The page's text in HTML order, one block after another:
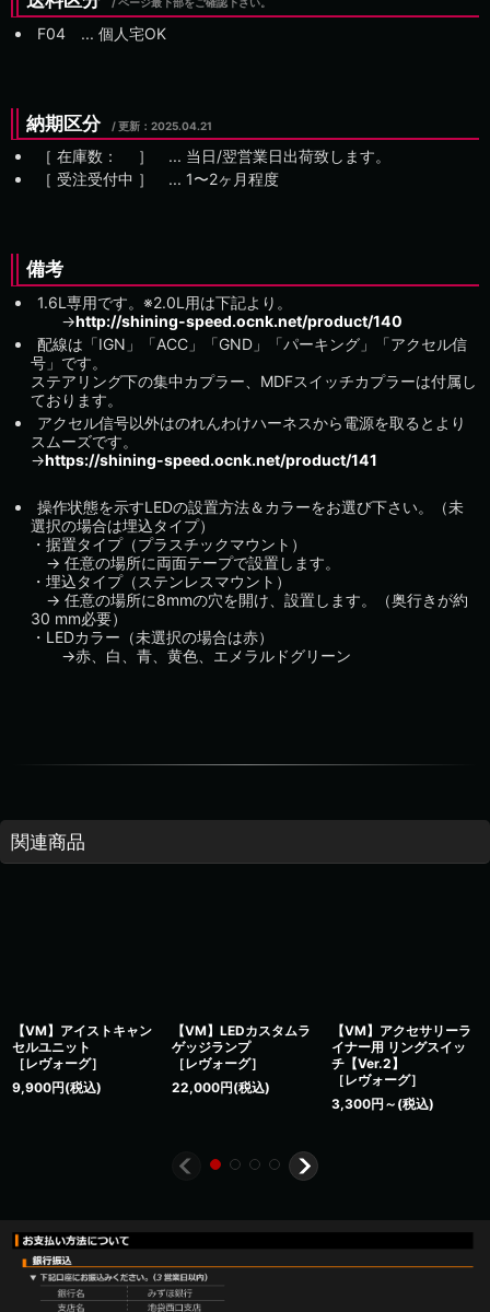
F04 ... 個人宅OK
納期区分 / 更新：
［ 在庫数： ］ ... 当日/翌営業日出荷致します。
［ 受注受付中 ］ ...
備考
1.6L専用です。※2.0L用は下記より。
→http://shining-speed.ocnk.net/product/140
配線は「IGN」「ACC」「GND」「パーキング」「アクセル信
号」です。
ステアリング下の集中カプラー、MDFスイッチカプラーは付属し
ております。
アクセル信号以外はのれんわけハーネスから電源を取るとより
スムーズです。
→https://shining-speed.ocnk.net/product/141
操作状態を示すLEDの設置方法＆カラーをお選び下さい。（未
選択の場合は埋込タイプ）
・据置タイプ（プラスチックマウント）
→ 任意の場所に両面テープで設置します。
・埋込タイプ（ステンレスマウント）
→ 任意の場所に8mmの穴を開け、設置します。（奥行きが約
30 mm必要）
・LEDカラー（未選択の場合は赤）
→赤、白、青、黄色、エメラルドグリーン
関連商品
【VM】アイストキャン
セルユニット
［レヴォーグ］
9,900円(税込)
【VM】LEDカスタムラ
ゲッジランプ
［レヴォーグ］
22,000円(税込)
【VM】アクセサリーラ
イナー用 リングスイッ
チ【Ver.2】
［レヴォーグ］
3,300円 ～ (税込)